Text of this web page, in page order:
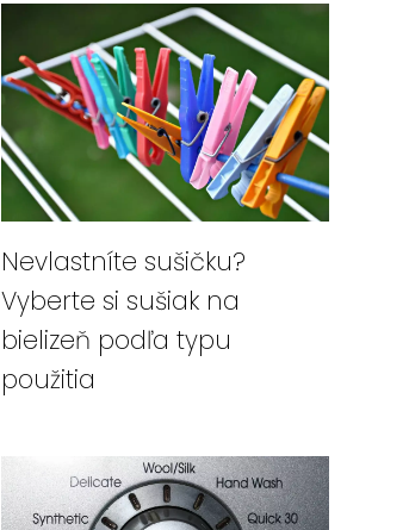
Nevlastníte sušičku?
Vyberte si sušiak na
bielizeň podľa typu
použitia